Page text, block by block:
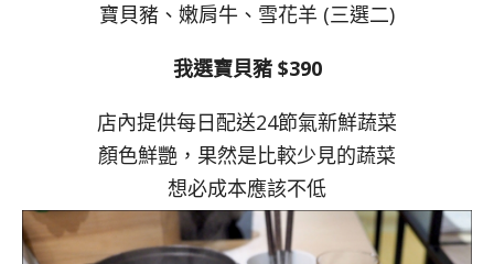
寶貝豬、嫩肩牛、雪花羊 (三選二)
我選寶貝豬 $390
店內提供每日配送24節氣新鮮蔬菜
顏色鮮艷，果然是比較少見的蔬菜
想必成本應該不低